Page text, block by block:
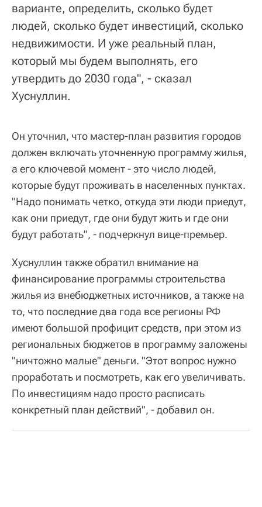
варианте, определить, сколько будет
людей, сколько будет инвестиций, сколько
недвижимости. И уже реальный план,
который мы будем выполнять, его
утвердить до 2030 года", - сказал
Хуснуллин.
Он уточнил, что мастер-план развития городов
должен включать уточненную программу жилья,
а его ключевой момент - это число людей,
которые будут проживать в населенных пунктах.
"Надо понимать четко, откуда эти люди приедут,
как они приедут, где они будут жить и где они
будут работать", - подчеркнул вице-премьер.
Хуснуллин также обратил внимание на
финансирование программы строительства
жилья из внебюджетных источников, а также на
то, что последние два года все регионы РФ
имеют большой профицит средств, при этом из
региональных бюджетов в программу заложены
"ничтожно малые" деньги. "Этот вопрос нужно
проработать и посмотреть, как его увеличивать.
По инвестициям надо просто расписать
конкретный план действий", - добавил он.